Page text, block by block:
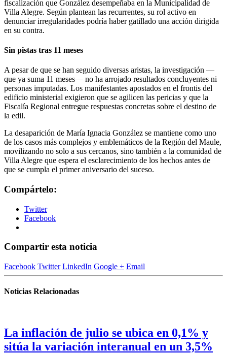
fiscalización que González desempeñaba en la Municipalidad de
Villa Alegre. Según plantean las recurrentes, su rol activo en
denunciar irregularidades podría haber gatillado una acción dirigida
en su contra.
Sin pistas tras 11 meses
A pesar de que se han seguido diversas aristas, la investigación —
que ya suma 11 meses— no ha arrojado resultados concluyentes ni
personas imputadas. Los manifestantes apostados en el frontis del
edificio ministerial exigieron que se agilicen las pericias y que la
Fiscalía Regional entregue respuestas concretas sobre el destino de
la edil.
La desaparición de María Ignacia González se mantiene como uno
de los casos más complejos y emblemáticos de la Región del Maule,
movilizando no solo a sus cercanos, sino también a la comunidad de
Villa Alegre que espera el esclarecimiento de los hechos antes de
que se cumpla el primer aniversario del suceso.
Compártelo:
Twitter
Facebook
Compartir esta noticia
Facebook Twitter LinkedIn Google + Email
Noticias Relacionadas
La inflación de julio se ubica en 0,1% y
sitúa la variación interanual en un 3,5%